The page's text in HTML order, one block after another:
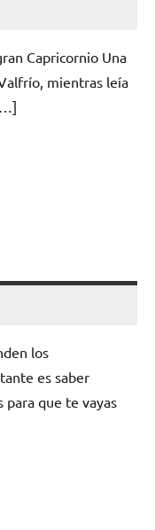
Capricornio Una
mientras leía
los
es saber
para que te vayas